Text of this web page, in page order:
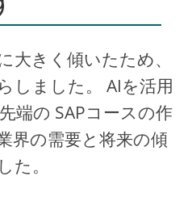
大きく傾いたため、
しました。 AIを活用
端の SAPコースの作
界の需要と将来の傾
た。